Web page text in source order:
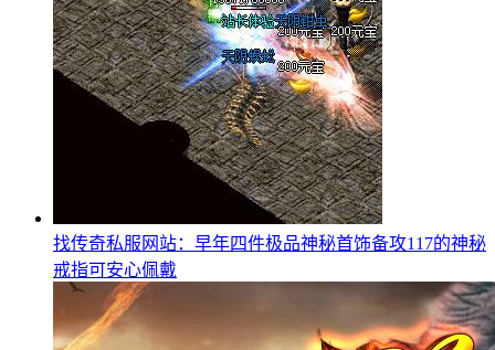
找传奇私服网站：早年四件极品神秘首饰备攻117的神秘
戒指可安心佩戴